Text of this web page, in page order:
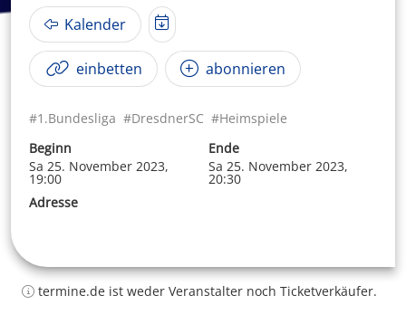
Kalender
einbetten abonnieren
#1.Bundesliga #DresdnerSC #Heimspiele
Beginn
Sa 25. November 2023,
19:00
Ende
Sa 25. November 2023,
20:30
Adresse
termine.de ist weder Veranstalter noch Ticketverkäufer.